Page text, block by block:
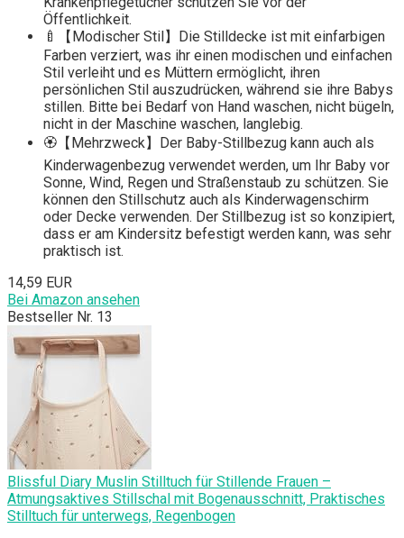
Öffentlichkeit.
🍼【Modischer Stil】Die Stilldecke ist mit einfarbigen
Farben verziert, was ihr einen modischen und einfachen
Stil verleiht und es Müttern ermöglicht, ihren
persönlichen Stil auszudrücken, während sie ihre Babys
stillen. Bitte bei Bedarf von Hand waschen, nicht bügeln,
nicht in der Maschine waschen, langlebig.
🏵️【Mehrzweck】Der Baby-Stillbezug kann auch als
Kinderwagenbezug verwendet werden, um Ihr Baby vor
Sonne, Wind, Regen und Straßenstaub zu schützen. Sie
können den Stillschutz auch als Kinderwagenschirm
oder Decke verwenden. Der Stillbezug ist so konzipiert,
dass er am Kindersitz befestigt werden kann, was sehr
praktisch ist.
14,59 EUR
Bei Amazon ansehen
Bestseller Nr. 13
Blissful Diary Muslin Stilltuch für Stillende Frauen –
Atmungsaktives Stillschal mit Bogenausschnitt, Praktisches
Stilltuch für unterwegs, Regenbogen